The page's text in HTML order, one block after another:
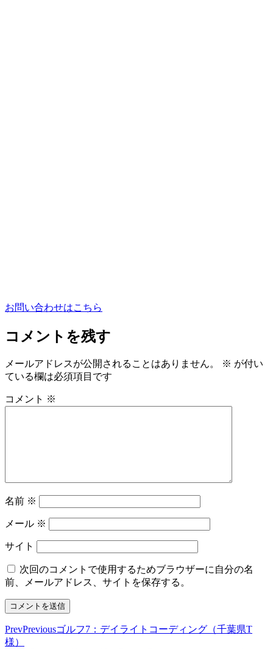
お問い合わせはこちら
コメントを残す
メールアドレスが公開されることはありません。 ※ が付い
ている欄は必須項目です
コメント ※
名前 ※
メール ※
サイト
次回のコメントで使用するためブラウザーに自分の名
前、メールアドレス、サイトを保存する。
PrevPreviousゴルフ7：デイライトコーディング（千葉県T
様）